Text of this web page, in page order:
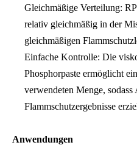
Gleichmäßige Verteilung:
relativ gleichmäßig in der
gleichmäßigen
Einfache Kontrolle: Die
Phosphorpaste ermöglicht
verwendeten Menge,
Flammschutzergebnisse
Anwendungen